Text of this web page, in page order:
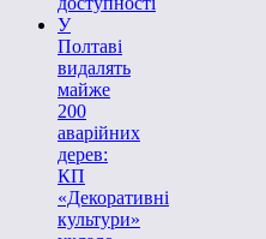
У
Полтаві
видалять
майже
200
аварійних
дерев:
КП
«Декоративні
культури»